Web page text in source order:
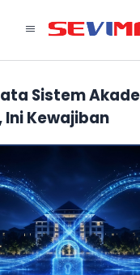
Sistem
Ini Kewajiban